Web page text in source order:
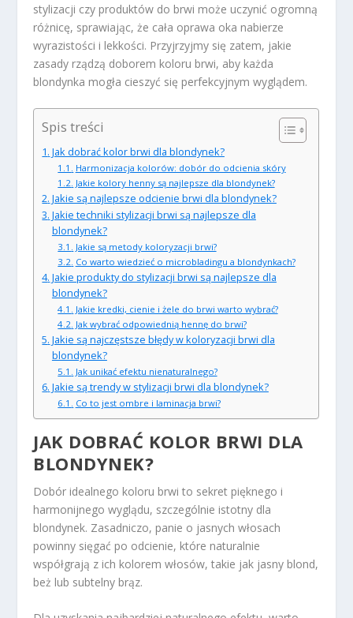
stylizacji czy produktów do brwi może uczynić ogromną
różnicę, sprawiając, że cała oprawa oka nabierze
wyrazistości i lekkości. Przyjrzyjmy się zatem, jakie
zasady rządzą doborem koloru brwi, aby każda
blondynka mogła cieszyć się perfekcyjnym wyglądem.
Spis treści
Jak dobrać kolor brwi dla blondynek?
Harmonizacja kolorów: dobór do odcienia skóry
Jakie kolory henny są najlepsze dla blondynek?
Jakie są najlepsze odcienie brwi dla blondynek?
Jakie techniki stylizacji brwi są najlepsze dla
blondynek?
Jakie są metody koloryzacji brwi?
Co warto wiedzieć o microbladingu a blondynkach?
Jakie produkty do stylizacji brwi są najlepsze dla
blondynek?
Jakie kredki, cienie i żele do brwi warto wybrać?
Jak wybrać odpowiednią hennę do brwi?
Jakie są najczęstsze błędy w koloryzacji brwi dla
blondynek?
Jak unikać efektu nienaturalnego?
Jakie są trendy w stylizacji brwi dla blondynek?
Co to jest ombre i laminacja brwi?
JAK DOBRAĆ KOLOR BRWI DLA
BLONDYNEK?
Dobór idealnego koloru brwi to sekret pięknego i
harmonijnego wyglądu, szczególnie istotny dla
blondynek. Zasadniczo, panie o jasnych włosach
powinny sięgać po odcienie, które naturalnie
współgrają z ich kolorem włosów, takie jak jasny blond,
beż lub subtelny brąz.